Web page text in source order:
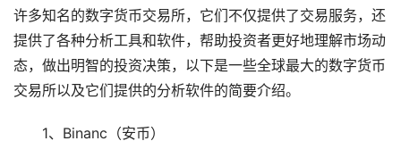
许多知名的数字货币交易所，它们不仅提供了交易服务，还
提供了各种分析工具和软件，帮助投资者更好地理解市场动
态，做出明智的投资决策，以下是一些全球最大的数字货币
交易所以及它们提供的分析软件的简要介绍。
1、Binanc（安币）